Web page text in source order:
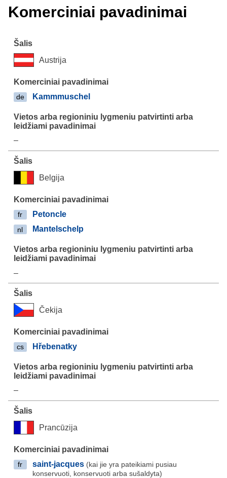
Komerciniai pavadinimai
Austrija
de Kammmuschel
–
Belgija
fr Petoncle
nl Mantelschelp
–
Čekija
cs Hřebenatky
–
Prancūzija
fr saint-jacques(kai jie yra pateikiami pusiau
konservuoti, konservuoti arba sušaldyta)